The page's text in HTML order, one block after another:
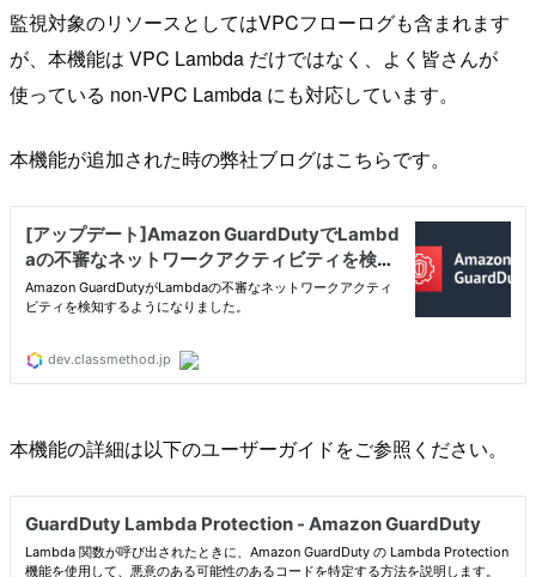
監視対象のリソースとしてはVPCフローログも含まれます
が、本機能は VPC Lambda だけではなく、よく皆さんが
使っている non-VPC Lambda にも対応しています。
本機能が追加された時の弊社ブログはこちらです。
本機能の詳細は以下のユーザーガイドをご参照ください。